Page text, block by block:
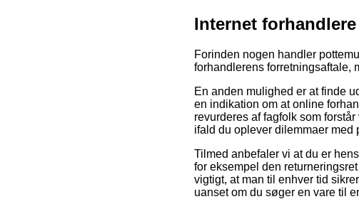
Internet
Forinden nogen handler
forhandlerens forretningsaftale,
En anden mulighed er at finde
en indikation om at online
revurderes af fagfolk som
ifald du oplever dilemmaer med
Tilmed anbefaler vi at du er
for eksempel den
vigtigt, at man til enhver tid
uanset om du søger en vare til